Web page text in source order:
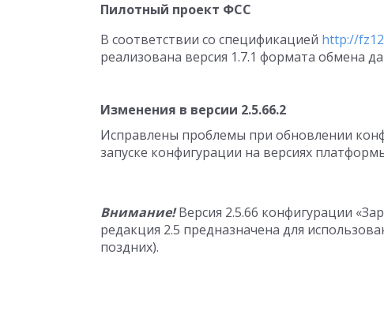
Пилотный проект ФСС
В соответствии со спецификацией http://
реализована версия 1.7.1 формата обмена
Изменения в версии 2.5.66.2
Исправлены проблемы при обновлении
запуске конфигурации на версиях
Внимание!Версия 2.5.66 конфигурации
редакция 2.5 предназначена для
поздних).